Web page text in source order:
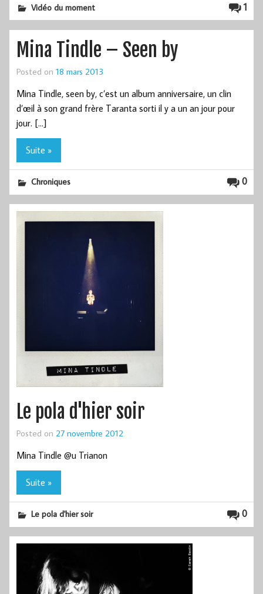
1
Vidéo du moment
Mina Tindle – Seen by
Posted on 18 mars 2013
Mina Tindle, seen by, c’est un album anniversaire, un clin
d’œil à son grand frère Taranta sorti il y a un an jour pour
jour. […]
Suite »
0
Chroniques
Le pola d'hier soir
Posted on 27 novembre 2012
Mina Tindle @u Trianon
Suite »
0
Le pola d'hier soir